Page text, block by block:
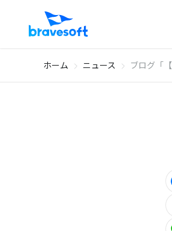
ホーム ニュース ブログ「